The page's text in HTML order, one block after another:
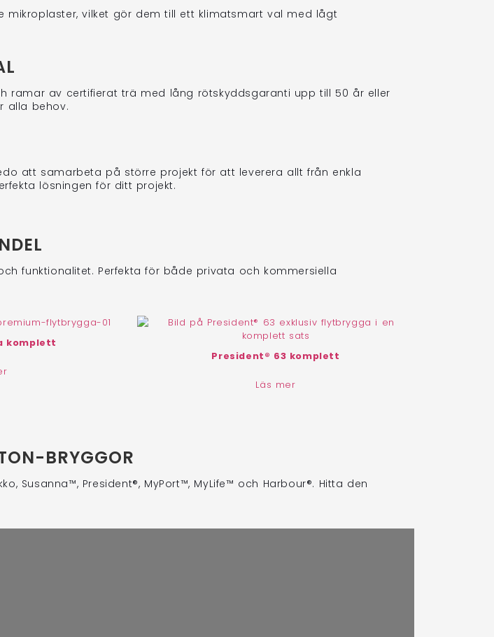
mikroplaster, vilket gör dem till ett klimatsmart val med lågt
ramar av certifierat trä med lång rötskyddsgaranti upp till 50 år eller
alla behov.
att samarbeta på större projekt för att leverera allt från enkla
lösningen för ditt projekt.
funktionalitet. Perfekta för både privata och kommersiella
komplett
President® 63 komplett
Läs mer
BRYGGOR
Susanna™, President®, MyPort™, MyLife™ och Harbour®. Hitta den